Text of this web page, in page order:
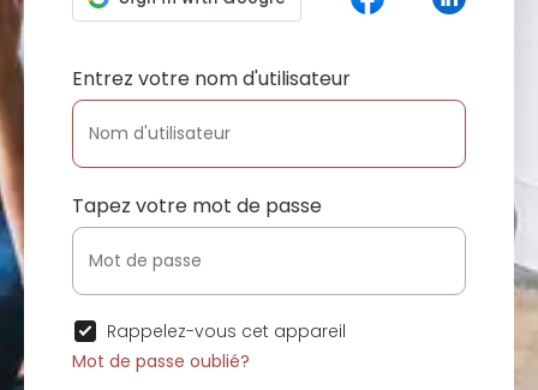
Entrez votre nom d'utilisateur
Tapez votre mot de passe
Rappelez-vous cet appareil
Mot de passe oublié?